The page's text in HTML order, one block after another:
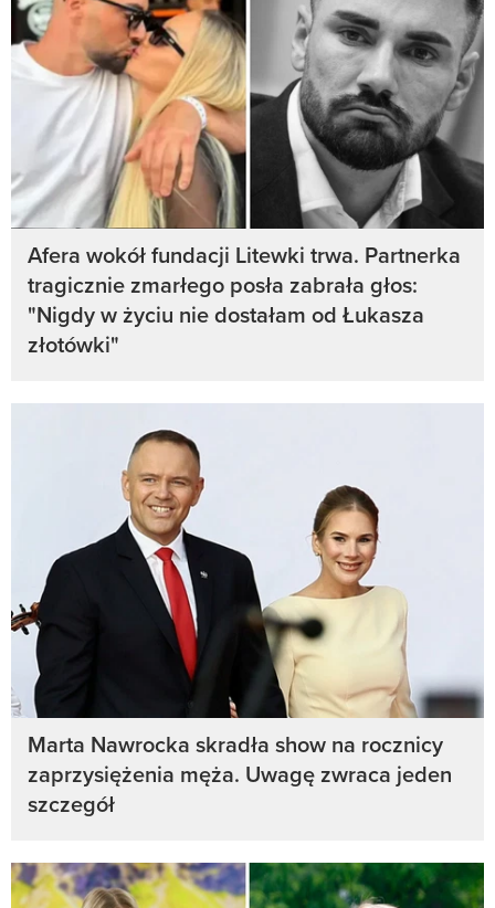
Afera wokół fundacji Litewki trwa. Partnerka
tragicznie zmarłego posła zabrała głos:
"Nigdy w życiu nie dostałam od Łukasza
złotówki"
Marta Nawrocka skradła show na rocznicy
zaprzysiężenia męża. Uwagę zwraca jeden
szczegół